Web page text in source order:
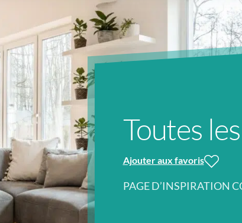
Toutes
Ajouter aux favoris
PAGE D’INSPIRATION